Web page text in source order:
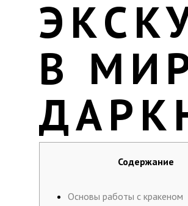
В
Содержание
Основы работы с кракеном